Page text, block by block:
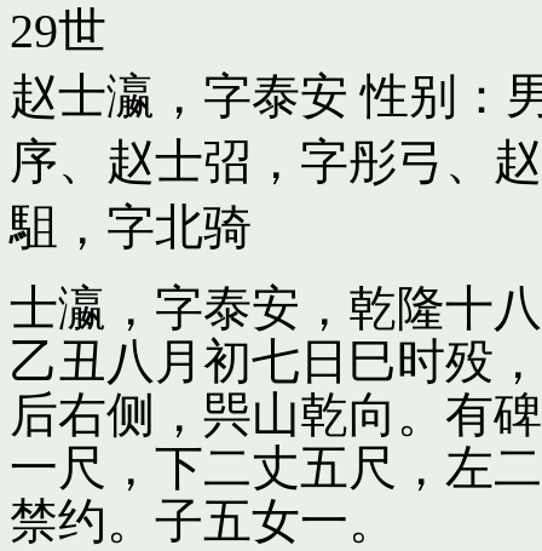
29世
赵士瀛，字泰安 性别：
序、 赵士弨，字彤弓 、
駔，字北骑
士瀛，字泰安，乾隆十
乙丑八月初七日巳时殁
后右侧，巺山乾向。有
一尺，下二丈五尺，左
禁约。子五女一。